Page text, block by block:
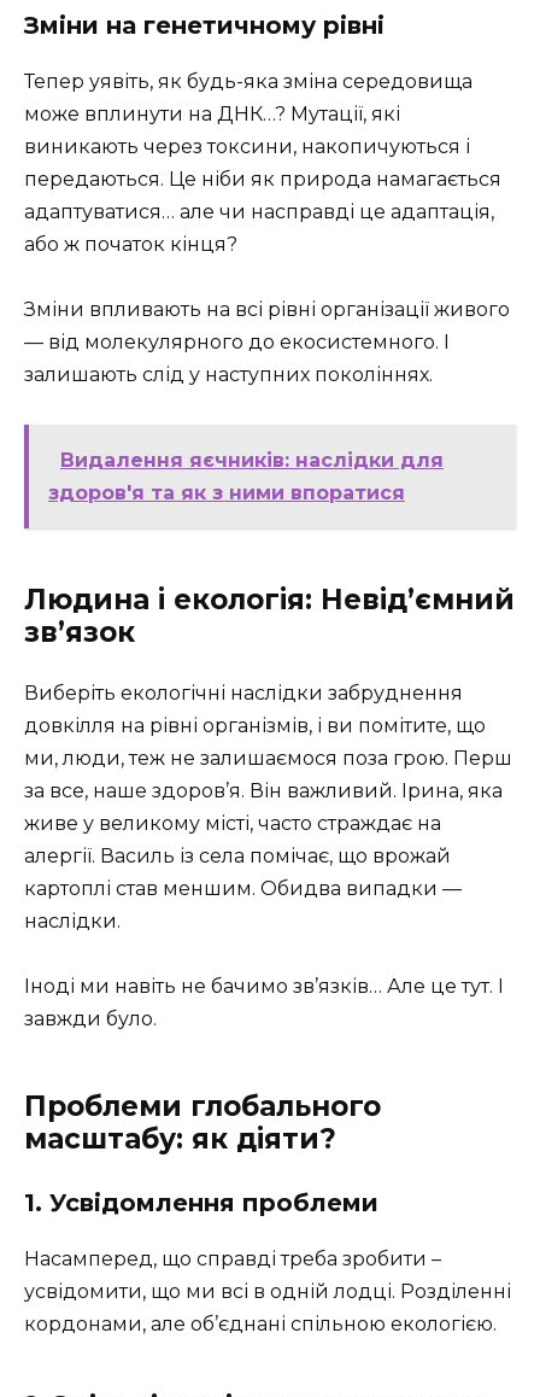
Зміни на генетичному рівні
Тепер уявіть, як будь-яка зміна середовища
може вплинути на ДНК…? Мутації, які
виникають через токсини, накопичуються і
передаються. Це ніби як природа намагається
адаптуватися… але чи насправді це адаптація,
або ж початок кінця?
Зміни впливають на всі рівні організації живого
— від молекулярного до екосистемного. І
залишають слід у наступних поколіннях.
Видалення яєчників: наслідки для
здоров'я та як з ними впоратися
Людина і екологія: Невід’ємний
зв’язок
Виберіть екологічні наслідки забруднення
довкілля на рівні організмів, і ви помітите, що
ми, люди, теж не залишаємося поза грою. Перш
за все, наше здоров’я. Він важливий. Ірина, яка
живе у великому місті, часто страждає на
алергії. Василь із села помічає, що врожай
картоплі став меншим. Обидва випадки —
наслідки.
Іноді ми навіть не бачимо зв’язків… Але це тут. І
завжди було.
Проблеми глобального
масштабу: як діяти?
1. Усвідомлення проблеми
Насамперед, що справді треба зробити –
усвідомити, що ми всі в одній лодці. Розділенні
кордонами, але об’єднані спільною екологією.